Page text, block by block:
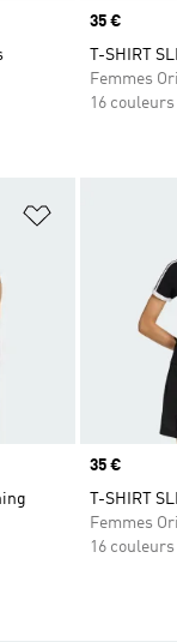
Prix
35 €
T-SHIRT
Femmes
16 couleurs
Ajouter à la
Prix
35 €
T-SHIRT
Femmes
16 couleurs